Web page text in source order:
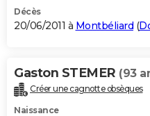
Décès
20/06/2011 à Montbéliard (
Gaston STEMER (93
Créer une cagnotte obsèques
Naissance